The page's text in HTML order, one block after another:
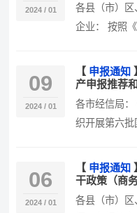
2024 / 01
各县（市）
企业： 按照
09
2024 / 01
【 申报通知
产申报推荐
各市经信局
织开展第六批
06
2024 / 01
【 申报通知
干政策（商
各县（市）